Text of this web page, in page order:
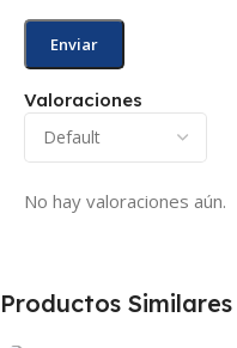
Valoraciones
No hay valoraciones aún.
Productos Similares